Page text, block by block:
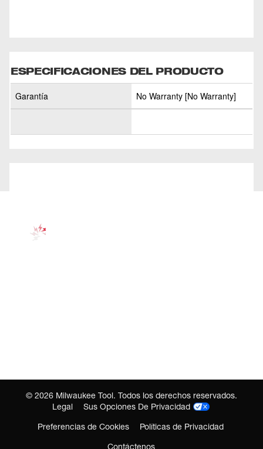
ESPECIFICACIONES DEL PRODUCTO
Garantía No Warranty [No Warranty]
© 2026 Milwaukee Tool. Todos los derechos reservados.
Legal
Sus Opciones De Privacidad
Preferencias de Cookies
Políticas de Privacidad
Contáctenos